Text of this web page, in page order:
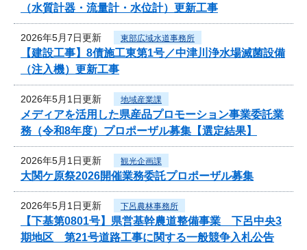
（水質計器・流量計・水位計）更新工事
2026年5月7日更新 東部広域水道事務所
【建設工事】8債施工東第1号／中津川浄水場滅菌設備
（注入機）更新工事
2026年5月1日更新 地域産業課
メディアを活用した県産品プロモーション事業委託業
務（令和8年度）プロポーザル募集【選定結果】
2026年5月1日更新 観光企画課
大関ケ原祭2026開催業務委託プロポーザル募集
2026年5月1日更新 下呂農林事務所
【下基第0801号】県営基幹農道整備事業 下呂中央3
期地区 第21号道路工事に関する一般競争入札公告